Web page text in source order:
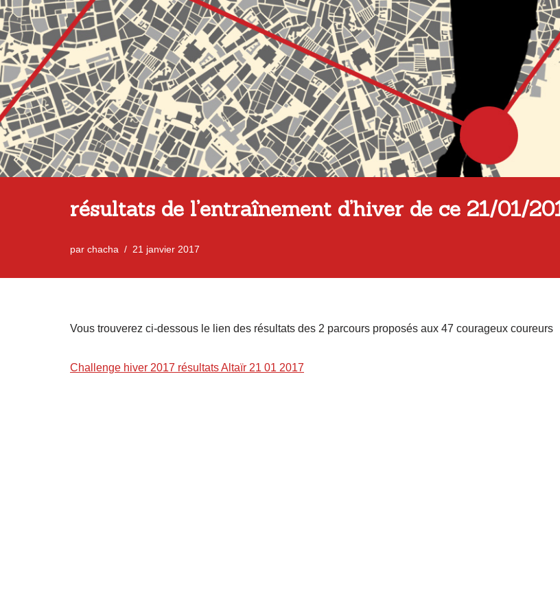
résultats de l’entraînement d’hiver de ce 21/01/
par chacha 21 janvier 2017
Vous trouverez ci-dessous le lien des résultats des 2 parcours proposés aux 47 courageux coureurs
Challenge hiver 2017 résultats Altaïr 21 01 2017